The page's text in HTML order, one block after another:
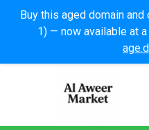
Buy this aged domain
1) — now available at